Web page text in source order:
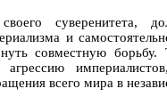
суверенитета,
и
совместную борьбу.
всего мира в